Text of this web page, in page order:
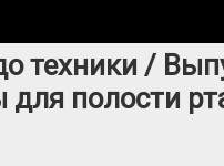
техники /
для полости